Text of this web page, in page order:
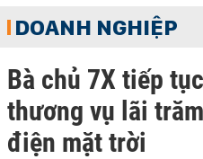
DOANH NGHIỆP
Bà chủ 7X tiếp
thương vụ lãi
điện mặt trời